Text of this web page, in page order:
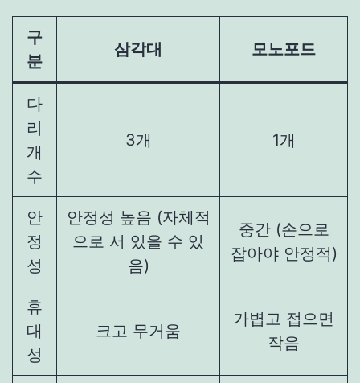
구
분
삼각대 모노포드
다
리
개
수
3개 1개
안
정
성
안정성 높음 (자체적
으로 서 있을 수 있
음)
중간 (손으로
잡아야 안정적)
휴
대
성
크고 무거움
가볍고 접으면
작음